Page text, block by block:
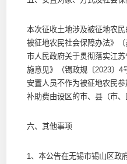
本次征收土地涉及被征地农
被征地农民社会保障办法》
市人民政府关于贯彻落实江
施意见》（锡政规〔2023〕4
安置人员不作为被征地农民
补助费由设区的市、县（市、
六、其他事项
1、本公告在无锡市锡山区政